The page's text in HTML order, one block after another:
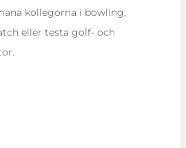
kollegorna i bowling,
eller testa golf- och